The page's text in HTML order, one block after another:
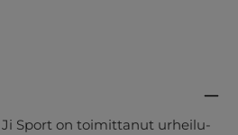
Ji Sport on toimittanut urheilu-